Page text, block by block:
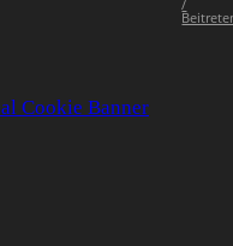
/
Cookie Banner